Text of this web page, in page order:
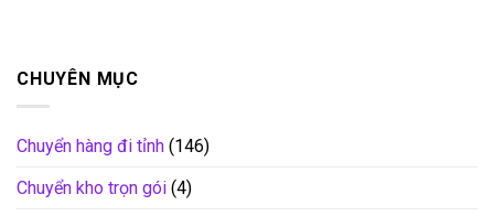
CHUYÊN MỤC
Chuyển hàng đi tỉnh (146)
Chuyển kho trọn gói (4)